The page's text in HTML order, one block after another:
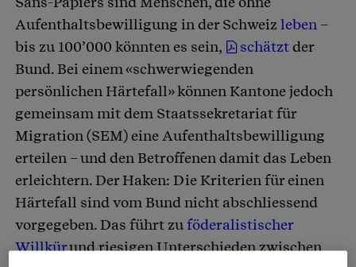
Aufenthaltsbewilligung in der Schweiz leben –
bis zu 100’000 könnten es sein,
schätztder
Bund. Bei einem «schwerwiegenden
persönlichen Härtefall» können Kantone jedoch
gemeinsam mit dem Staatssekretariat für
Migration (SEM) eine Aufenthaltsbewilligung
erteilen – und den Betroffenen damit das Leben
erleichtern. Der Haken: Die Kriterien für einen
Härtefall sind vom Bund nicht abschliessend
vorgegeben. Das führt zuföderalistischer
Willkürund riesigen Unterschieden zwischen